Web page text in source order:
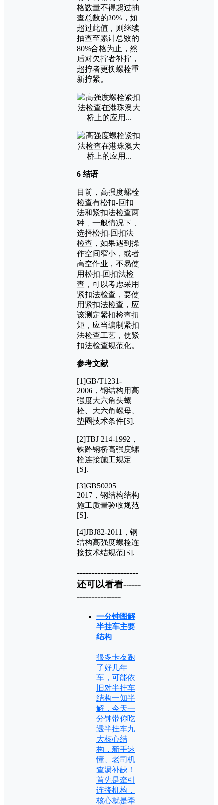
格数量不得超过抽
查总数的20%，如
超过此值，则继续
抽查至累计总数的
80%合格为止，然
后对欠拧者补拧，
超拧者更换螺栓重
新拧紧。
6 结语
目前，高强度螺栓
检查有松扣-回扣
法和紧扣法检查两
种，一般情况下，
选择松扣-回扣法
检查，如果遇到操
作空间窄小，或者
高空作业，不易使
用松扣-回扣法检
查，可以考虑采用
紧扣法检查，要使
用紧扣法检查，应
该测定紧扣检查扭
矩，应当编制紧扣
法检查工艺，使紧
扣法检查规范化。
参考文献
[1]GB/T1231-
2006，钢结构用高
强度大六角头螺
栓、大六角螺母、
垫圈技术条件[S].
[2]TBJ 214-1992，
铁路钢桥高强度螺
栓连接施工规定
[S].
[3]GB50205-
2017，钢结构结构
施工质量验收规范
[S].
[4]JBJ82-2011，钢
结构高强度螺栓连
接技术结规范[S].
---------------------
还可以看看------
---------------
一分钟图解
半挂车主要
结构
很多卡友跑
了好几年
车，可能依
旧对半挂车
结构一知半
解，今天一
分钟带你吃
透半挂车九
大核心结
构，新手速
懂、老司机
查漏补缺！
首先是牵引
连接机构，
核心就是牵